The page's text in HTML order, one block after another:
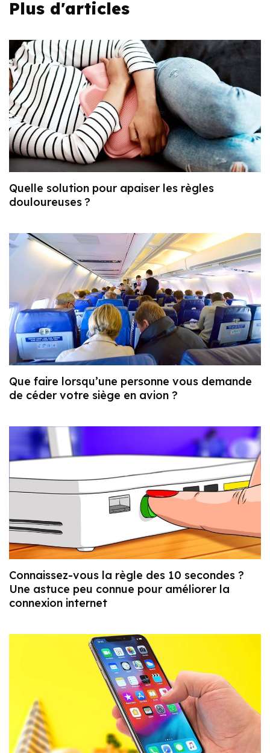
Plus d'articles
Quelle solution pour apaiser les règles
douloureuses ?
Que faire lorsqu’une personne vous demande
de céder votre siège en avion ?
Connaissez-vous la règle des 10 secondes ?
Une astuce peu connue pour améliorer la
connexion internet